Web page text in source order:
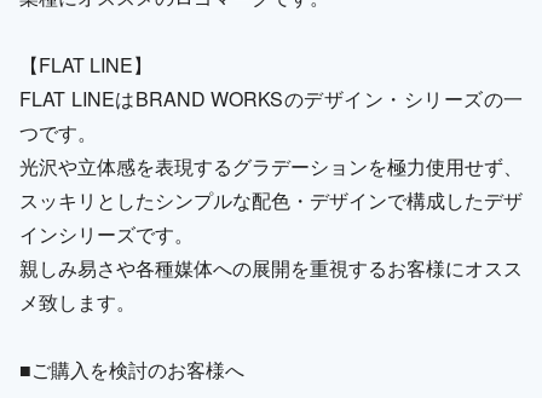
【FLAT LINE】
FLAT LINEはBRAND WORKSのデザイン・シリーズの一
つです。
光沢や立体感を表現するグラデーションを極力使用せず、
スッキリとしたシンプルな配色・デザインで構成したデザ
インシリーズです。
親しみ易さや各種媒体への展開を重視するお客様にオスス
メ致します。
■ご購入を検討のお客様へ